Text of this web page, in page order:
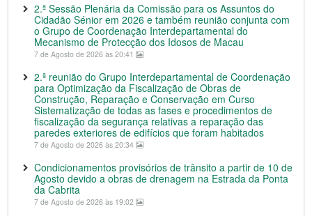
2.ª Sessão Plenária da Comissão para os Assuntos do
Cidadão Sénior em 2026 e também reunião conjunta com
o Grupo de Coordenação Interdepartamental do
Mecanismo de Protecção dos Idosos de Macau
7 de Agosto de 2026 às 20:41
2.ª reunião do Grupo Interdepartamental de Coordenação
para Optimização da Fiscalização de Obras de
Construção, Reparação e Conservação em Curso
Sistematização de todas as fases e procedimentos de
fiscalização da segurança relativas a reparação das
paredes exteriores de edifícios que foram habitados
7 de Agosto de 2026 às 20:34
Condicionamentos provisórios de trânsito a partir de 10 de
Agosto devido a obras de drenagem na Estrada da Ponta
da Cabrita
7 de Agosto de 2026 às 19:02